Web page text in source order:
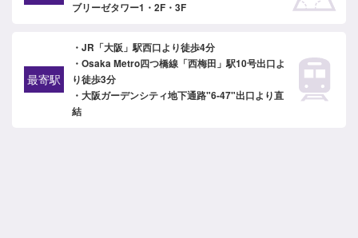
ブリーゼタワー1・2F・3F
最寄駅
・JR「大阪」駅西口より徒歩4分
・Osaka Metro四つ橋線「西梅田」駅10号出口よ
り徒歩3分
・大阪ガーデンシティ地下通路"6-47"出口より直
結